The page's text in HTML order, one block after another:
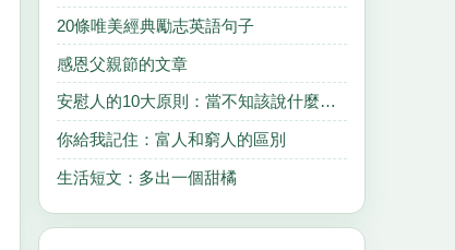
20條唯美經典勵志英語句子
感恩父親節的文章
安慰人的10大原則：當不知該說什麼的時候
你給我記住：富人和窮人的區別
生活短文：多出一個甜橘